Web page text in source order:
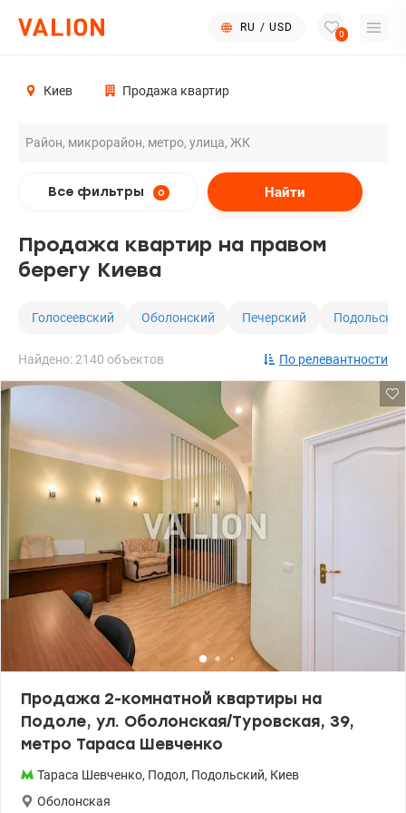
RU / USD
0
Киев Продажа квартир
Все фильтры 0 Найти
Продажа квартир на правом
берегу Киева
Голосеевский Оболонский Печерский Подольский
Найдено: 2140 объектов По релевантности
Продажа 2-комнатной квартиры на
Подоле, ул. Оболонская/Туровская, 39,
метро Тараса Шевченко
Тараса Шевченко, Подол, Подольский, Киев
Оболонская